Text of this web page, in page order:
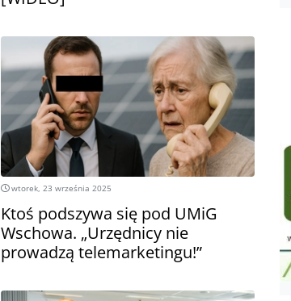
wtorek, 23 września 2025
Ktoś podszywa się pod UMiG
Wschowa. „Urzędnicy nie
prowadzą telemarketingu!”